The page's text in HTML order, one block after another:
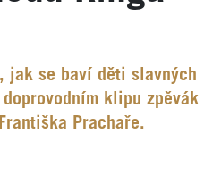
jak se baví děti slavných
klipu zpěvák
Prachaře.